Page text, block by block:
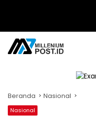
Beranda Nasional
Nasional